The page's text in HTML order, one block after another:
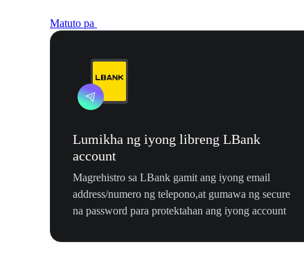
Matuto pa
Lumikha ng iyong libreng LBank
account
Magrehistro sa LBank gamit ang iyong email
address/numero ng telepono,at gumawa ng secure
na password para protektahan ang iyong account